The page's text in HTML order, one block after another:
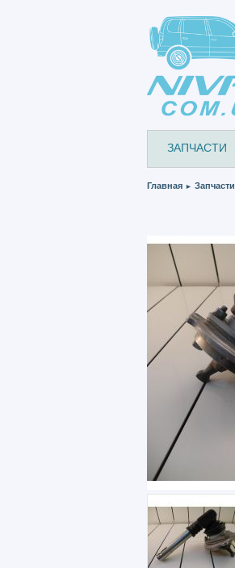
ЗАПЧАСТИ
Главная ► Запчасти